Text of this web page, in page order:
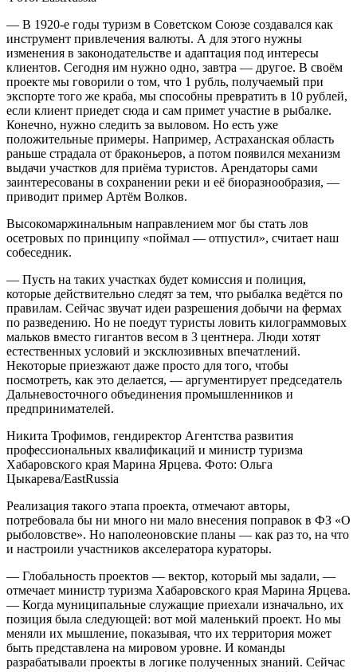
— В 1920-е годы туризм в Советском Союзе создавался как
инструмент привлечения валюты. А для этого нужны
изменения в законодательстве и адаптация под интересы
клиентов. Сегодня им нужно одно, завтра — другое. В своём
проекте мы говорили о том, что 1 рубль, получаемый при
экспорте того же краба, мы способны превратить в 10 рублей,
если клиент приедет сюда и сам примет участие в рыбалке.
Конечно, нужно следить за выловом. Но есть уже
положительные примеры. Например, Астраханская область
раньше страдала от браконьеров, а потом появился механизм
выдачи участков для приёма туристов. Арендаторы сами
заинтересованы в сохранении реки и её биоразнообразия, —
приводит пример Артём Волков.
Высокомаржинальным направлением мог бы стать лов
осетровых по принципу «поймал — отпустил», считает наш
собеседник.
— Пусть на таких участках будет комиссия и полиция,
которые действительно следят за тем, что рыбалка ведётся по
правилам. Сейчас звучат идеи разрешения добычи на фермах
по разведению. Но не поедут туристы ловить килограммовых
мальков вместо гигантов весом в 3 центнера. Люди хотят
естественных условий и эксклюзивных впечатлений.
Некоторые приезжают даже просто для того, чтобы
посмотреть, как это делается, — аргументирует председатель
Дальневосточного объединения промышленников и
предпринимателей.
Никита Трофимов, гендиректор Агентства развития
профессиональных квалификаций и министр туризма
Хабаровского края Марина Ярцева. Фото: Ольга
Цыкарева/EastRussia
Реализация такого этапа проекта, отмечают авторы,
потребовала бы ни много ни мало внесения поправок в ФЗ «О
рыболовстве». Но наполеоновские планы — как раз то, на что
и настроили участников акселератора кураторы.
— Глобальность проектов — вектор, который мы задали, —
отмечает министр туризма Хабаровского края Марина Ярцева.
— Когда муниципальные служащие приехали изначально, их
позиция была следующей: вот мой маленький проект. Но мы
меняли их мышление, показывая, что их территория может
быть представлена на мировом уровне. И команды
разрабатывали проекты в логике полученных знаний. Сейчас